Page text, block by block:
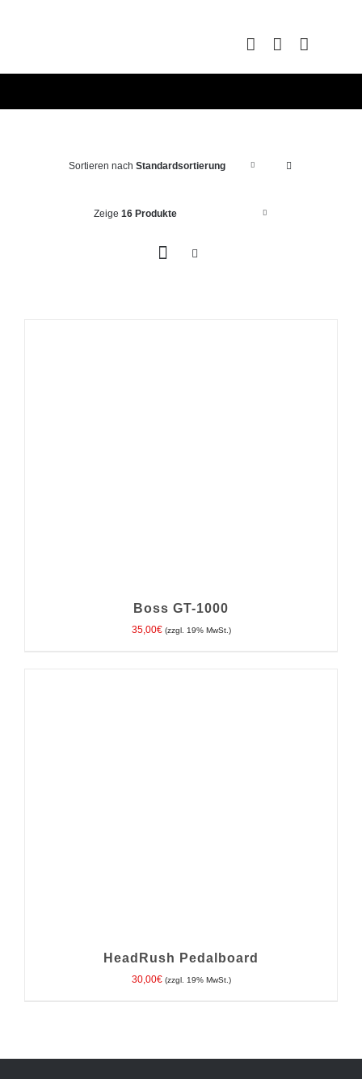
Sortieren nach Standardsortierung
Zeige 16 Produkte
Boss GT-1000
35,00€ (zzgl. 19% MwSt.)
IN DEN WARENKORB / DETAILS
HeadRush Pedalboard
30,00€ (zzgl. 19% MwSt.)